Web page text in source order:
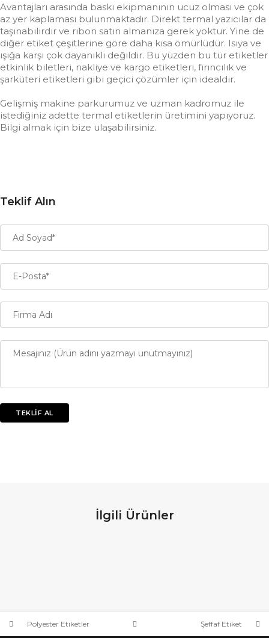
Avantajları arasında baskı ekipmanının ucuz olması ve çok
az yer kaplaması bulunmaktadır. Direkt termal yazıcılar da
taşınabilirdir ve ribon satın almanıza gerek yoktur. Yine de
diğer etiket çeşitlerine göre daha kısa ömürlüdür. Isıya ve
ışığa karşı çok dayanıklı değildir. Bu yüzden bu tür etiketler
etkinlik biletleri, nakliye ve kargo etiketleri, fırıncılık ve
şarküteri etiketleri gibi geçici çözümler için idealdir.
Gelişmiş makine parkurumuz ve uzman kadromuz ile
istediğiniz adette termal etiketlerin üretimini yapıyoruz.
Bilgi almak için bize ulaşabilirsiniz.
Teklif Alın
İlgili Ürünler
ŞEFFAF ETIKET
POLYESTER ETIKETLER
Polyester Etiketler Şeffaf Etiket